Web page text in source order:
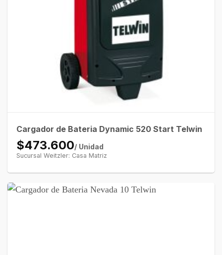
Cargador de Bateria Dynamic 520 Start Telwin
$473.600/ Unidad
Sucursal Weitzler: Casa Matriz